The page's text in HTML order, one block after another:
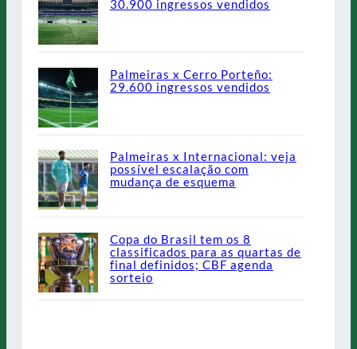
30.900 ingressos vendidos
Palmeiras x Cerro Porteño:
29.600 ingressos vendidos
Palmeiras x Internacional: veja
possível escalação com
mudança de esquema
Copa do Brasil tem os 8
classificados para as quartas de
final definidos; CBF agenda
sorteio